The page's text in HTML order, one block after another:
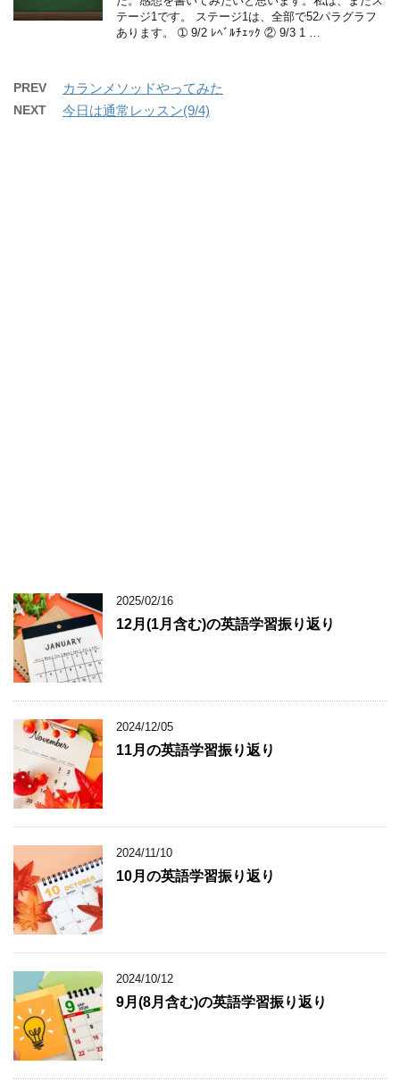
テージ1です。 ステージ1は、全部で52パラグラフ
あります。 ➀ 9/2 ﾚﾍﾞﾙﾁｪｯｸ ② 9/3 1 …
PREV カランメソッドやってみた
NEXT 今日は通常レッスン(9/4)
2025/02/16
12月(1月含む)の英語学習振り返り
2024/12/05
11月の英語学習振り返り
2024/11/10
10月の英語学習振り返り
2024/10/12
9月(8月含む)の英語学習振り返り